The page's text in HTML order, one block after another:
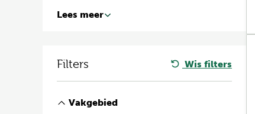
Lees meer
Filters Wis filters
Vakgebied